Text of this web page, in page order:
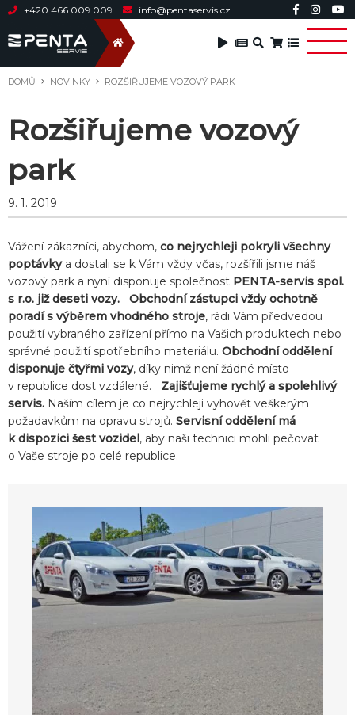
+420 466 009 009 info@pentaservis.cz
DOMŮ NOVINKY ROZŠIŘUJEME VOZOVÝ PARK
Rozšiřujeme vozový
park
9. 1. 2019
Vážení zákazníci, abychom, co nejrychleji pokryli všechny
poptávkya dostali se k Vám vždy včas, rozšířili jsme náš
vozový park a nyní disponuje společnost PENTA-servis spol.
s r.o. již deseti vozy.
Obchodní zástupci vždy ochotně
poradí s výběrem vhodného stroje, rádi Vám předvedou
použití vybraného zařízení přímo na Vašich produktech nebo
správné použití spotřebního materiálu. Obchodní oddělení
disponuje čtyřmi vozy, díky nimž není žádné místo
v republice dost vzdálené. Zajišťujeme rychlý a spolehlivý
servis. Naším cílem je co nejrychleji vyhovět veškerým
požadavkům na opravu strojů. Servisní oddělení má
k dispozici šest vozidel, aby naši technici mohli pečovat
o Vaše stroje po celé republice.